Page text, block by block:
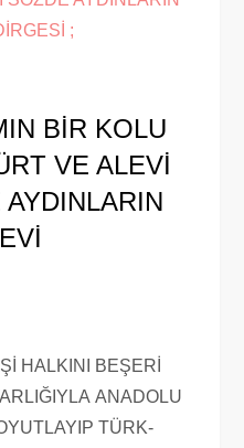
BİR KOLU
VE ALEVİ
HALKINI BEŞERİ
ANADOLU
TÜRK-